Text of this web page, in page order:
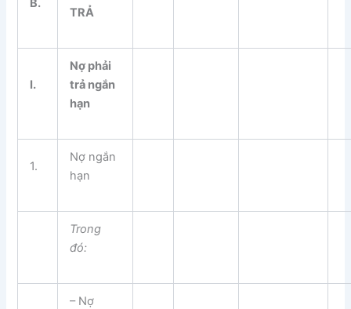
B.
TRẢ
I.
Nợ phải
trả ngắn
hạn
1.
Nợ ngắn
hạn
Trong
đó:
– Nợ